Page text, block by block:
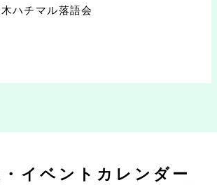
ハチマル落語会
イベントカレンダー